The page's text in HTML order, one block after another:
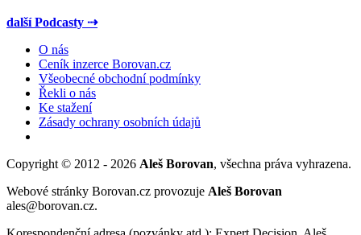
další Podcasty ⇢
O nás
Ceník inzerce Borovan.cz
Všeobecné obchodní podmínky
Řekli o nás
Ke stažení
Zásady ochrany osobních údajů
Copyright © 2012 - 2026 Aleš Borovan, všechna práva vyhrazena.
Webové stránky Borovan.cz provozuje Aleš Borovan
ales@borovan.cz.